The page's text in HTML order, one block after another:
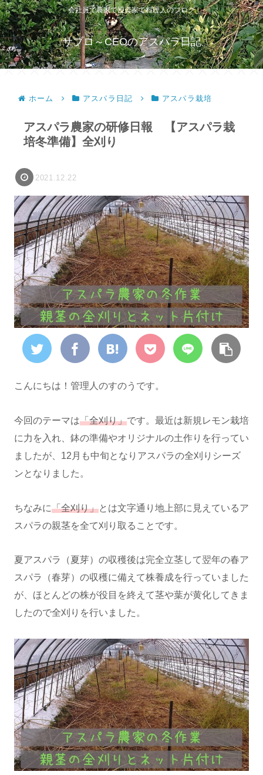
会社員で農家で投資家で料理人のブログ
サブロ～CEOのアスパラ日記
ホーム アスパラ日記 アスパラ栽培
アスパラ農家の研修日報 【アスパラ栽
培冬準備】全刈り
2021.12.22
こんにちは！管理人のすのうです。
今回のテーマは「全刈り」です。最近は新規レモン栽培
に力を入れ、鉢の準備やオリジナルの土作りを行ってい
ましたが、12月も中旬となりアスパラの全刈りシーズ
ンとなりました。
ちなみに「全刈り」とは文字通り地上部に見えているア
スパラの親茎を全て刈り取ることです。
夏アスパラ（夏芽）の収穫後は完全立茎して翌年の春ア
スパラ（春芽）の収穫に備えて株養成を行っていました
が、ほとんどの株が役目を終えて茎や葉が黄化してきま
したので全刈りを行いました。